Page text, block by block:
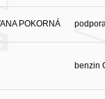
POKORNÁ
benzin